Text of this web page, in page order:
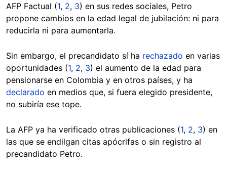
AFP Factual (1, 2, 3) en sus redes sociales, Petro
propone cambios en la edad legal de jubilación: ni para
reducirla ni para aumentarla.
Sin embargo, el precandidato sí ha rechazado en varias
oportunidades (1, 2, 3) el aumento de la edad para
pensionarse en Colombia y en otros países, y ha
declarado en medios que, si fuera elegido presidente,
no subiría ese tope.
La AFP ya ha verificado otras publicaciones (1, 2, 3) en
las que se endilgan citas apócrifas o sin registro al
precandidato Petro.